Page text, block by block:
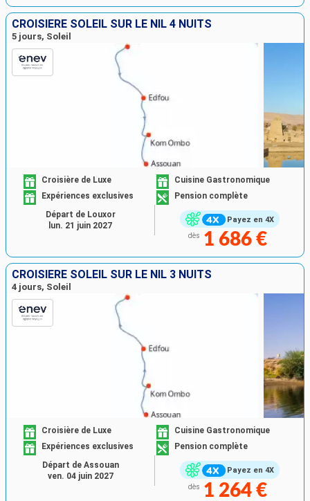
CROISIÈRE SOLEIL SUR LE NIL 4 NUITS
5 jours, Soleil
Payez en 4X
Croisière de Luxe
Cuisine Gastronomique
Expériences exclusives
Pension complète
dès 1 686 €
Départ de Louxor
lun. 21 juin 2027
CROISIÈRE SOLEIL SUR LE NIL 3 NUITS
4 jours, Soleil
Payez en 4X
Croisière de Luxe
Cuisine Gastronomique
Expériences exclusives
Pension complète
dès 1 264 €
Départ de Assouan
ven. 04 juin 2027